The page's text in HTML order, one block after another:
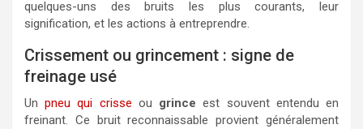
quelques-uns des bruits les plus courants, leur
signification, et les actions à entreprendre.
Crissement ou grincement : signe de
freinage usé
Unpneu qui crisse ou grince est souvent entendu en
freinant. Ce bruit reconnaissable provient généralement